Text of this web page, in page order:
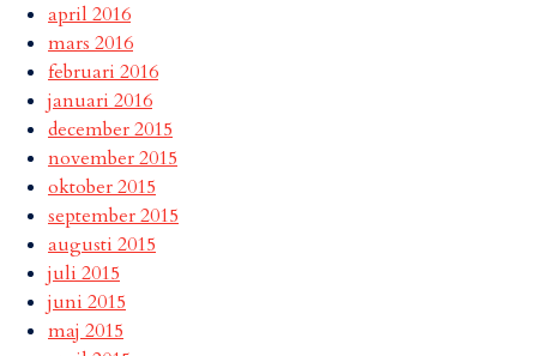
april 2016
mars 2016
februari 2016
januari 2016
december 2015
november 2015
oktober 2015
september 2015
augusti 2015
juli 2015
juni 2015
maj 2015